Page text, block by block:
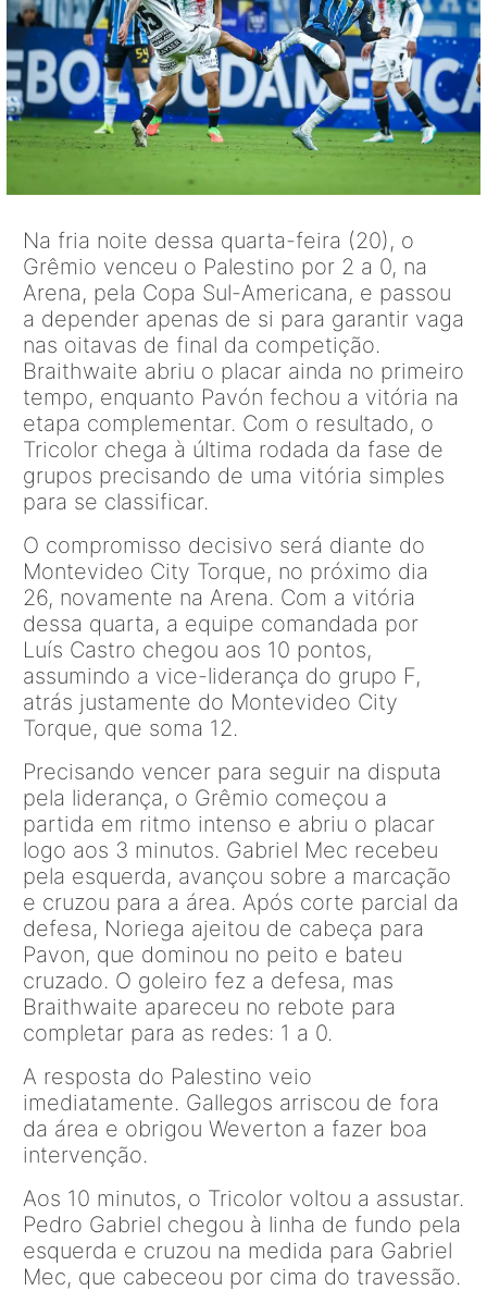
Na fria noite dessa quarta-feira (20), o
Grêmio venceu o Palestino por 2 a 0, na
Arena, pela Copa Sul-Americana, e passou
a depender apenas de si para garantir vaga
nas oitavas de final da competição.
Braithwaite abriu o placar ainda no primeiro
tempo, enquanto Pavón fechou a vitória na
etapa complementar. Com o resultado, o
Tricolor chega à última rodada da fase de
grupos precisando de uma vitória simples
para se classificar.
O compromisso decisivo será diante do
Montevideo City Torque, no próximo dia
26, novamente na Arena. Com a vitória
dessa quarta, a equipe comandada por
Luís Castro chegou aos 10 pontos,
assumindo a vice-liderança do grupo F,
atrás justamente do Montevideo City
Torque, que soma 12.
Precisando vencer para seguir na disputa
pela liderança, o Grêmio começou a
partida em ritmo intenso e abriu o placar
logo aos 3 minutos. Gabriel Mec recebeu
pela esquerda, avançou sobre a marcação
e cruzou para a área. Após corte parcial da
defesa, Noriega ajeitou de cabeça para
Pavon, que dominou no peito e bateu
cruzado. O goleiro fez a defesa, mas
Braithwaite apareceu no rebote para
completar para as redes: 1 a 0.
A resposta do Palestino veio
imediatamente. Gallegos arriscou de fora
da área e obrigou Weverton a fazer boa
intervenção.
Aos 10 minutos, o Tricolor voltou a assustar.
Pedro Gabriel chegou à linha de fundo pela
esquerda e cruzou na medida para Gabriel
Mec, que cabeceou por cima do travessão.